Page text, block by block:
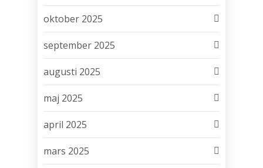
oktober 2025
september 2025
augusti 2025
maj 2025
april 2025
mars 2025